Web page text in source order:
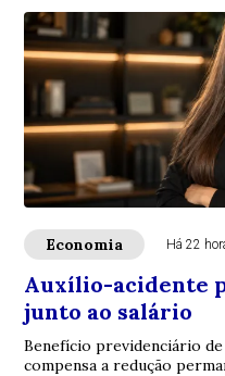
Economia Há 22
Auxílio-acidente
junto ao salário
Benefício previdenciário
compensa a redução